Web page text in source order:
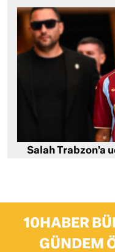
Salah Trabzon’a
10HABER
GÜNDEM